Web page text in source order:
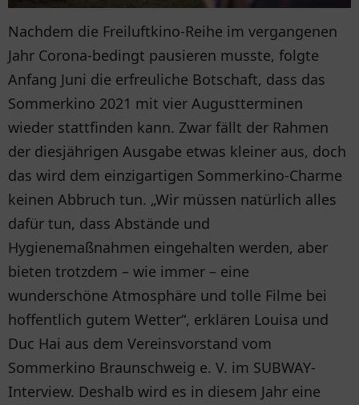
Nachdem die Freiluftkino-Reihe im vergangenen
Jahr Corona-bedingt pausieren musste, folgte
Anfang Juni die erfreuliche Botschaft, dass das
Sommerkino 2021 mit vier Augustterminen
wieder stattfinden kann. Zwar fällt der Rahmen
der diesjährigen Ausgabe etwas kleiner aus, doch
das wird dem einzigartigen Sommerkino-Charme
keinen Abbruch tun. „Wir müssen natürlich alles
dafür tun, dass Abstände und
Hygienemaßnahmen eingehalten werden, aber
bieten trotzdem – wie immer – eine
wunderschöne Atmosphäre und tolle Filme bei
hoffentlich gutem Wetter“, erklären Louisa und
Duc Hai aus dem Vereinsvorstand vom
Sommerkino Braunschweig e. V. im SUBWAY-
Interview. Deshalb wird es in diesem Jahr eine